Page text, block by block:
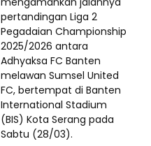
pertandingan Liga 2
Pegadaian Championship
2025/2026 antara
Adhyaksa FC Banten
melawan Sumsel United
FC, bertempat di Banten
International Stadium
(BIS) Kota Serang pada
Sabtu (28/03).